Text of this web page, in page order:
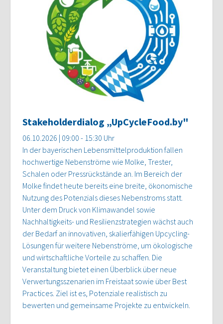
Stakeholderdialog „UpCycleFood.by"
06.10.2026 | 09:00 - 15:30 Uhr
In der bayerischen Lebensmittelproduktion fallen
hochwertige Nebenströme wie Molke, Trester,
Schalen oder Pressrückstände an. Im Bereich der
Molke findet heute bereits eine breite, ökonomische
Nutzung des Potenzials dieses Nebenstroms statt.
Unter dem Druck von Klimawandel sowie
Nachhaltigkeits- und Resilienzstrategien wächst auch
der Bedarf an innovativen, skalierfähigen Upcycling-
Lösungen für weitere Nebenströme, um ökologische
und wirtschaftliche Vorteile zu schaffen. Die
Veranstaltung bietet einen Überblick über neue
Verwertungsszenarien im Freistaat sowie über Best
Practices. Ziel ist es, Potenziale realistisch zu
bewerten und gemeinsame Projekte zu entwickeln.